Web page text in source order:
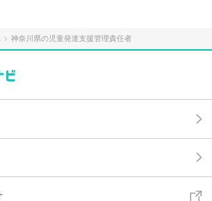
神奈川県の児童発達支援管理責任者